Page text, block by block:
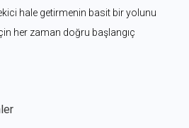
hale getirmenin basit bir yolunu
her zaman doğru başlangıç